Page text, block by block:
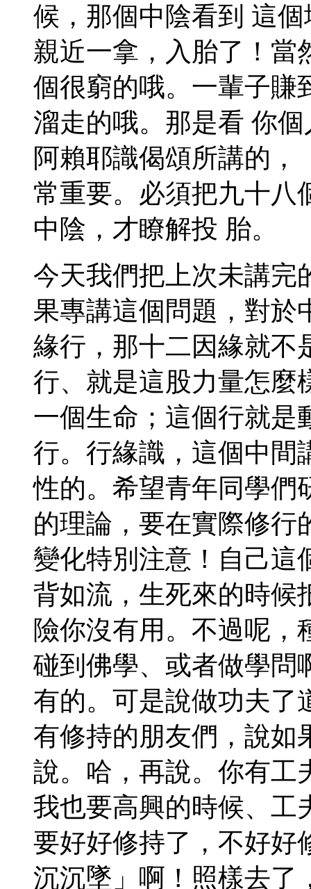
候，那個中陰看到 這
親近一拿，入胎了！當
個很窮的哦。一輩子賺
溜走的哦。那是看 你
阿賴耶識偈頌所講的，
常重要。必須把九十八
中陰，才瞭解投 胎。
今天我們把上次未講完
果專講這個問題，對於
緣行，那十二因緣就不
行、就是這股力量怎麼
一個生命；這個行就
行。行緣識，這個中間
性的。希望青年同學們
的理論，要在實際修行
變化特別注意！自己這
背如流，生死來的時候
險你沒有用。不過呢，
碰到佛學、或者做學問
有的。可是說做功夫了
有修持的朋友們，說如
說。哈，再說。你有工
我也要高興的時候、工
要好好修持了，不好好
沉沉墜」啊！照樣去了